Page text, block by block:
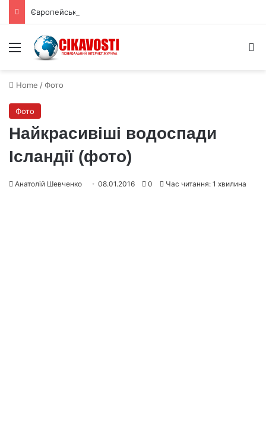
Menu
Home /Фото
Фото
Найкрасивіші водоспади
Ісландії (фото)
Анатолій Шевченко 08.01.2016 0 Час читання: 1 хвилина